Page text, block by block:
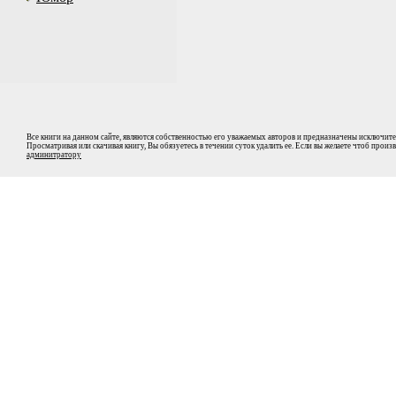
Все книги на данном сайте, являются собственностью его уважаемых авторов и предназначены
Просматривая или скачивая книгу, Вы обязуетесь в течении суток удалить ее. Если вы желаете чтоб
админитратору